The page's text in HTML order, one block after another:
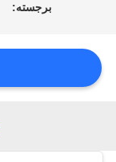
برجسته: